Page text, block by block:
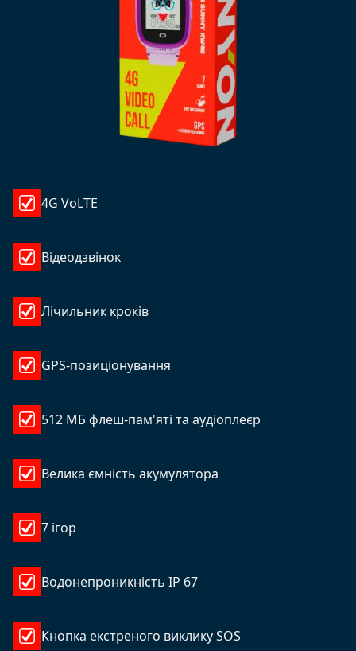
4G VoLTE
Відеодзвінок
Лічильник кроків
GPS-позиціонування
512 МБ флеш-пам'яті та аудіоплеєр
Велика ємність акумулятора
7 ігор
Водонепроникність IP 67
Кнопка екстреного виклику SOS